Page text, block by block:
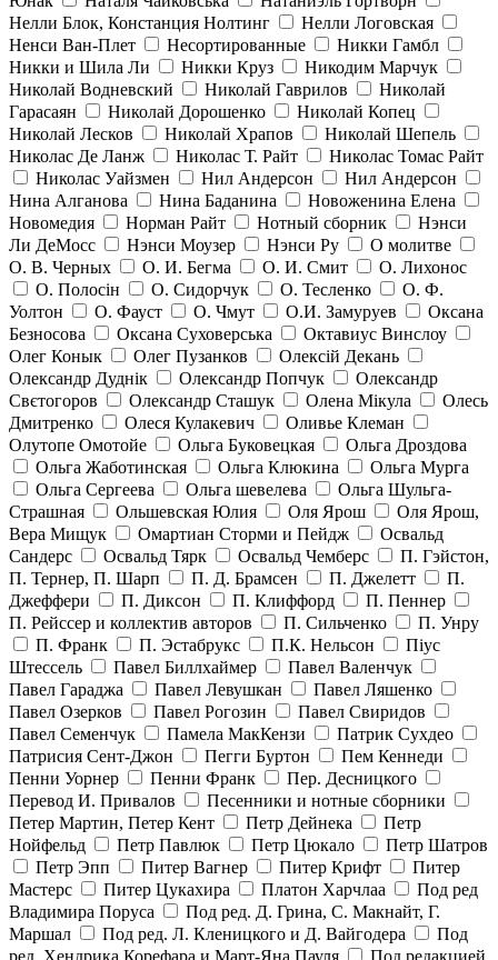
Нелли Блок, Констанция Нолтинг
Нелли Логовская
Ненси Ван-Плет
Несортированные
Никки Гамбл
Никки и Шила Ли
Никки Круз
Никодим Марчук
Николай Водневский
Николай Гаврилов
Николай
Гарасаян
Николай Дорошенко
Николай Копец
Николай Лесков
Николай Храпов
Николай Шепель
Николас Де Ланж
Николас Т. Райт
Николас Томас Райт
Николас Уайзмен
Нил Андерсон
Нил Андерсон
Нина Алганова
Нина Баданина
Новоженина Елена
Новомедия
Норман Райт Нотный сборник
Нэнси
Ли ДеМосс
Нэнси Моузер Нэнси Ру
О молитве
О. В. Черных
О. И. Бегма О. И. Смит
О. Лихонос
О. Полосін
О. Сидорчук О. Тесленко
О. Ф.
Уолтон
О. Фауст О. Чмут О.И. Замуруев
Оксана
Безносова
Оксана Суховерська
Октавиус Винслоу
Олег Конык
Олег Пузанков
Олексій Декань
Олександр Дуднік
Олександр Попчук
Олександр
Свєтогоров
Олександр Сташук Олена Мікула
Олесь
Дмитренко
Олеся Кулакевич
Оливье Клеман
Олутопе Омотойе
Ольга Буковецкая
Ольга Дроздова
Ольга Жаботинская
Ольга Клюкина
Ольга Мурга
Ольга Сергеева
Ольга шевелева
Ольга Шульга-
Страшная
Ольшевская Юлия Оля Ярош
Оля Ярош,
Вера Мищук
Омартиан Сторми и Пейдж
Освальд
Сандерс
Освальд Тярк Освальд Чемберс
П. Гэйстон,
П. Тернер, П. Шарп
П. Д. Брамсен П. Джелетт
П.
Джеффери
П. Диксон П. Клиффорд
П. Пеннер
П. Рейссер и коллектив авторов
П. Сильченко
П. Унру
П. Франк
П. Эстабрукс П.К. Нельсон
Піус
Штессель
Павел Биллхаймер
Павел Валенчук
Павел Гараджа
Павел Левушкан
Павел Ляшенко
Павел Озерков
Павел Рогозин
Павел Свиридов
Павел Семенчук
Памела МакКензи
Патрик Сухдео
Патрисия Сент-Джон
Пегги Буртон
Пем Кеннеди
Пенни Уорнер
Пенни Франк
Пер. Десницкого
Перевод И. Привалов
Песенники и нотные сборники
Петер Мартин, Петер Кент
Петр Дейнека
Петр
Нойфельд
Петр Павлюк Петр Цюкало
Петр Шатров
Петр Эпп
Питер Вагнер Питер Крифт
Питер
Мастерс
Питер Цукахира Платон Харчлаа
Под ред
Владимира Поруса
Под ред. Д. Грина, С. Макнайт, Г.
Маршал
Под ред. Л. Кленицкого и Д. Вайгодера
Под